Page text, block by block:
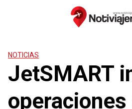
NOTICIAS
JetSMART